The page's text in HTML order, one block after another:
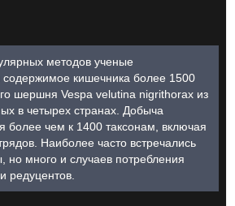
методов ученые
содержимое кишечника более 1500
шершня Vespa velutina nigrithorax из
в четырех странах. Добыча
более чем к 1400 таксонам, включая
Наиболее часто встречались
но много и случаев потребления
редуцентов.